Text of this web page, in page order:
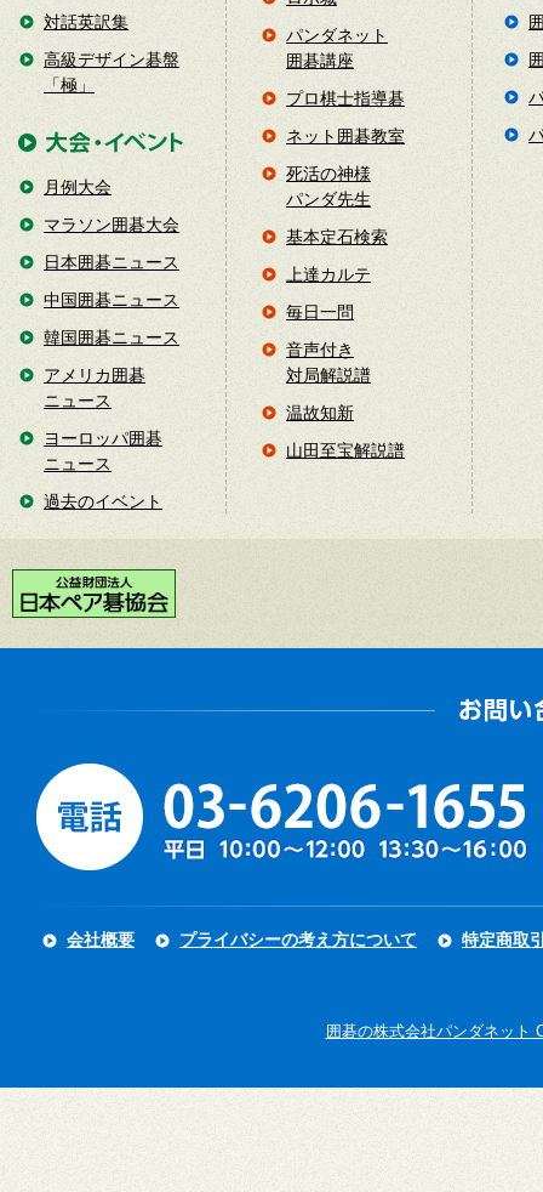
対話英訳集
高級デザイン碁盤
「極」
月例大会
マラソン囲碁大会
日本囲碁ニュース
中国囲碁ニュース
韓国囲碁ニュース
アメリカ囲碁
ニュース
ヨーロッパ囲碁
ニュース
過去のイベント
パンダネット
囲碁講座
プロ棋士指導碁
ネット囲碁教室
死活の神様
パンダ先生
基本定石検索
上達カルテ
毎日一問
音声付き
対局解説譜
温故知新
山田至宝解説譜
会社概要 プライバシーの考え方について 特定商取
囲碁の株式会社パンダネット